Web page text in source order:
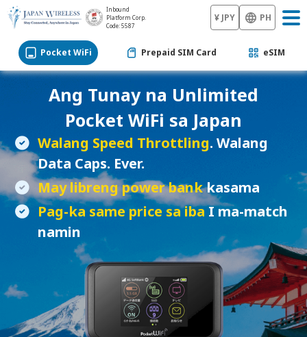
Inbound
Platform Corp.
Code: 5587
¥ JPY PH
Pocket WiFi Prepaid SIM Card eSIM
Ang Tunay na Unlimited
Pocket WiFi sa Japan
Walang Speed Throttling. Walang
Data Caps. Ever.
May libreng power bankkasama
Pag-ka same price sa ibaI ma-match
namin